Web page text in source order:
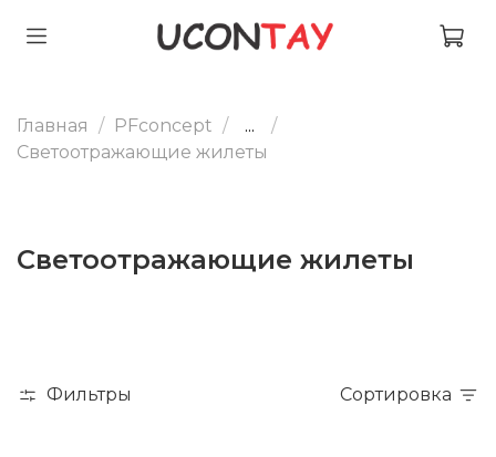
Главная PFconcept
...
Светоотражающие жилеты
Светоотражающие жилеты
Фильтры Сортировка